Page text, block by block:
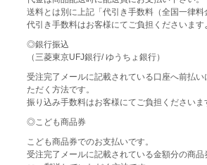
送料とは別に上記「代引き手数料（全国一律料
代引き手数料はお客様にてご負担くださいます
◎銀行振込
（三菱東京UFJ銀行/ ゆうちょ銀行）
受注完了メールに記載されている口座へ前払
ただく方法です。
振り込み手数料はお客様にてご負担くださいま
◎こども商品券
こども商品券でのお支払いです。
受注完了メールに記載されている金額分の商